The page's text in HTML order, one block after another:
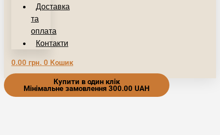
Доставка
та
оплата
Контакти
0.00 грн. 0 Кошик
Купити в один клік
Мінімальне замовлення 300.00 UAH